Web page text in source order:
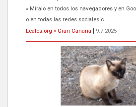
» Míralo en todos los navegadores y en
o en todas las redes sociales c...
Leales.org » Gran Canaria
9.7.2025